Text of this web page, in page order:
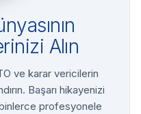
Alın
ve karar vericilerin
Başarı hikayenizi
profesyonele